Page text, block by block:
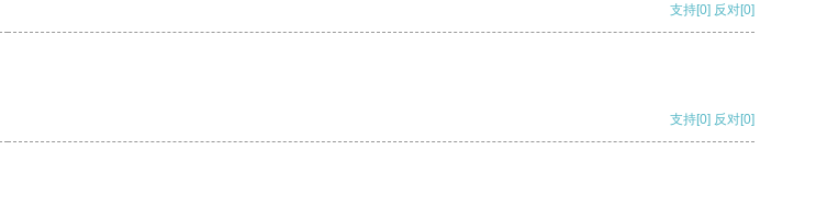
支持[0] 反对[0]
支持[0] 反对[0]